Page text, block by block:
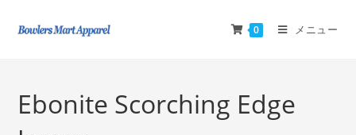
0 メニュー
Ebonite Scorching Edge